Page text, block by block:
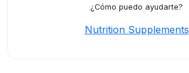
¿Cómo puedo ayudarte?
Nutrition Supplements